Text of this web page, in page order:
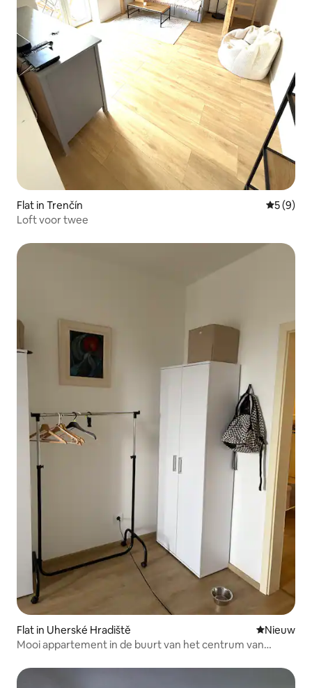
Flat in Trenčín
5 (9)
Loft voor twee
Flat in Uherské Hradiště Nieuwe
Nieuw
Mooi appartement in de buurt van het centrum van